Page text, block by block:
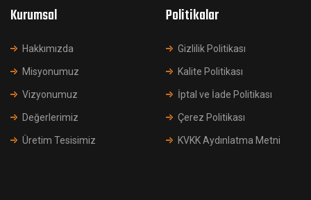
Kurumsal
Hakkımızda
Misyonumuz
Vizyonumuz
Değerlerimiz
Üretim Tesisimiz
Politikalar
Gizlilik Politikası
Kalite Politikası
İptal ve İade Politikası
Çerez Politikası
KVKK Aydınlatma Metni